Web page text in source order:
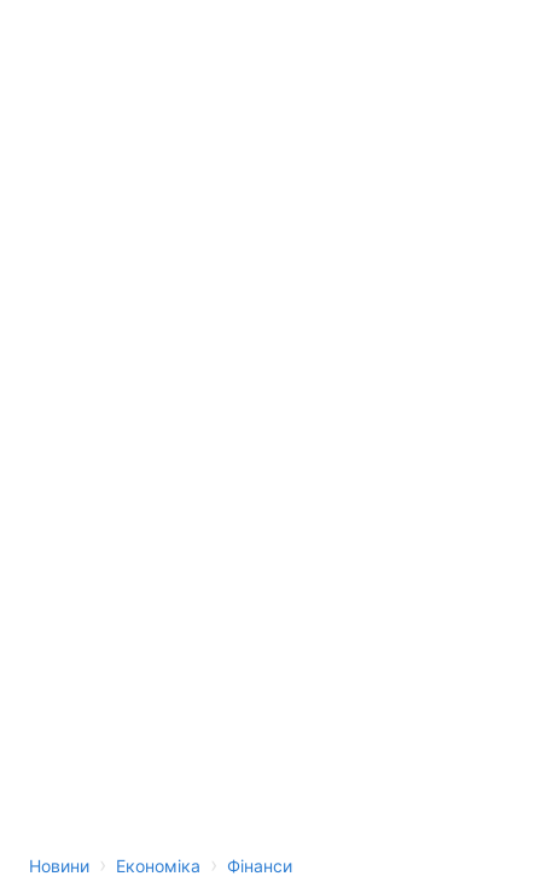
Новини › Економіка › Фінанси